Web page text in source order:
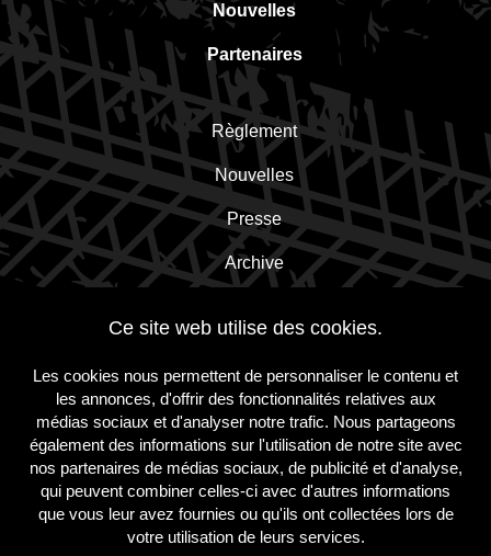
Ce site web utilise des cookies.
Les cookies nous permettent de personnaliser le contenu et
les annonces, d'offrir des fonctionnalités relatives aux
médias sociaux et d'analyser notre trafic. Nous partageons
également des informations sur l'utilisation de notre site avec
nos partenaires de médias sociaux, de publicité et d'analyse,
qui peuvent combiner celles-ci avec d'autres informations
que vous leur avez fournies ou qu'ils ont collectées lors de
votre utilisation de leurs services.
Nouvelles
Partenaires
Règlement
Nouvelles
Presse
Archive
Inscrivez-vous à la newsletter!
S'inscrire